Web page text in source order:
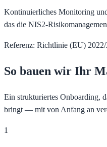
Kontinuierliches Monitoring
das die NIS2-
Referenz: Richtlinie (EU)
So bauen wir Ihr
Ein strukturiertes Onboarding,
bringt — mit von Anfang an
1